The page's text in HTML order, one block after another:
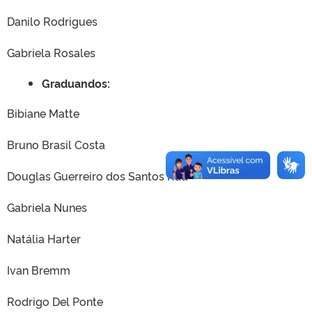
Danilo Rodrigues
Gabriela Rosales
Graduandos:
Bibiane Matte
Bruno Brasil Costa
Douglas Guerreiro dos Santos Rau
Gabriela Nunes
Natália Harter
Ivan Bremm
Rodrigo Del Ponte